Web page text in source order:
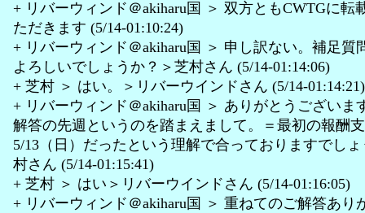
+ リバーウィンド＠akiharu国 ＞ 双方ともCWTGに転
ただきます (5/14-01:10:24)
+ リバーウィンド＠akiharu国 ＞ 申し訳ない。補足質
よろしいでしょうか？＞芝村さん (5/14-01:14:06)
+ 芝村 ＞ はい。＞リバーウインドさん (5/14-01:14:21)
+ リバーウィンド＠akiharu国 ＞ ありがとうございま
解答の先週というのを踏まえまして。＝最初の報酬
5/13（日）だったという理解で合っておりますでし
村さん (5/14-01:15:41)
+ 芝村 ＞ はい＞リバーウインドさん (5/14-01:16:05)
+ リバーウィンド＠akiharu国 ＞ 重ねてのご解答あり